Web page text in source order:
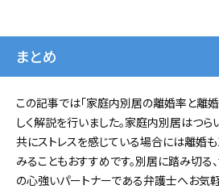
まとめ
この記事では「家庭内別居の離婚率と離
しく解説を行いました。家庭内別居はつら
共にストレスを感じている場合には離婚
みることもおすすめです。別居に踏み切
の心強いパートナーである弁護士へお気軽